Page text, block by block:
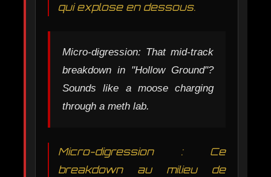
qui explose en dessous.
Micro-digression: That mid-track
breakdown in "Hollow Ground"?
Sounds like a moose charging
through a meth lab.
Micro-digression : Ce
breakdown au milieu de